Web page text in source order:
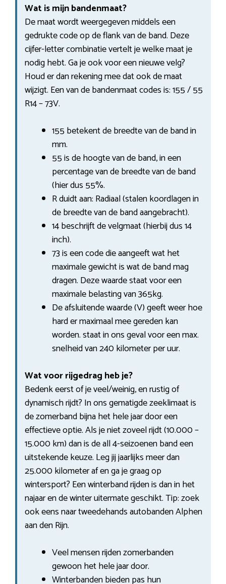
Wat is mijn bandenmaat?
De maat wordt weergegeven middels een
gedrukte code op de flank van de band. Deze
cijfer-letter combinatie vertelt je welke maat je
nodig hebt. Ga je ook voor een nieuwe velg?
Houd er dan rekening mee dat ook de maat
wijzigt. Een van de bandenmaat codes is: 155 / 55
R14 – 73V.
155 betekent de breedte van de band in
mm.
55 is de hoogte van de band, in een
percentage van de breedte van de band
(hier dus 55%.
R duidt aan: Radiaal (stalen koordlagen in
de breedte van de band aangebracht).
14 beschrijft de velgmaat (hierbij dus 14
inch).
73 is een code die aangeeft wat het
maximale gewicht is wat de band mag
dragen. Deze waarde staat voor een
maximale belasting van 365kg.
De afsluitende waarde (V) geeft weer hoe
hard er maximaal mee gereden kan
worden. staat in ons geval voor een max.
snelheid van 240 kilometer per uur.
Wat voor rijgedrag heb je?
Bedenk eerst of je veel/weinig, en rustig of
dynamisch rijdt? In ons gematigde zeeklimaat is
de zomerband bijna het hele jaar door een
effectieve optie. Als je niet zoveel rijdt (10.000 –
15.000 km) dan is de all 4-seizoenen band een
uitstekende keuze. Leg jij jaarlijks meer dan
25.000 kilometer af en ga je graag op
wintersport? Een winterband rijden is dan in het
najaar en de winter uitermate geschikt. Tip: zoek
ook eens naar tweedehands autobanden Alphen
aan den Rijn.
Veel mensen rijden zomerbanden
gewoon het hele jaar door.
Winterbanden bieden pas hun